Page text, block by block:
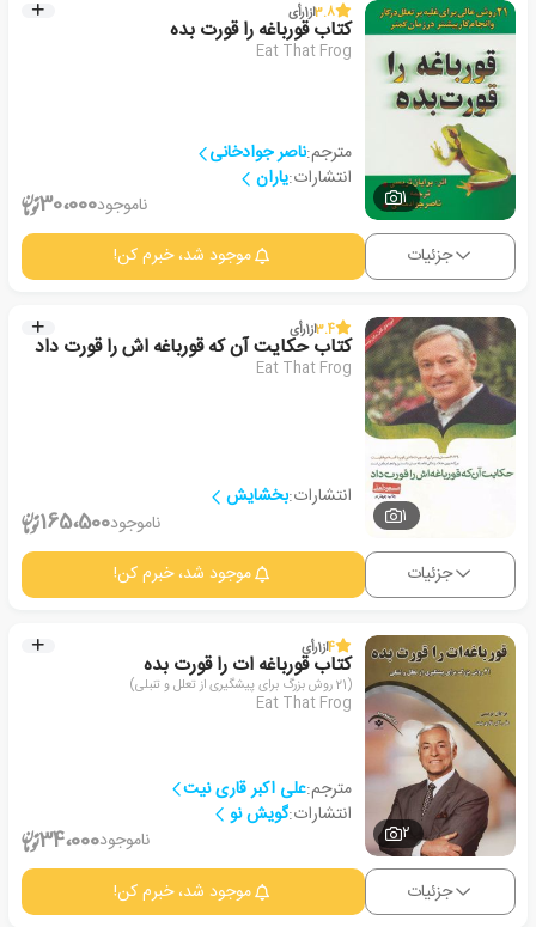
1
3.8از1رأی
کتاب قورباغه را قورت بده
Eat That Frog
مترجم:ناصر جوادخانی
انتشارات:یاران
ناموجود30،000
جزئیات موجود شد، خبرم کن!
1
3.4از1رأی
کتاب حکایت آن که قورباغه اش را قورت داد
Eat That Frog
انتشارات:بخشایش
ناموجود165،500
جزئیات موجود شد، خبرم کن!
2
4از1رأی
کتاب قورباغه ات را قورت بده
(21 روش بزرگ برای پیشگیری از تعلل و تنبلی)
Eat That Frog
مترجم:علی اکبر قاری نیت
انتشارات:گویش نو
ناموجود34،000
جزئیات موجود شد، خبرم کن!